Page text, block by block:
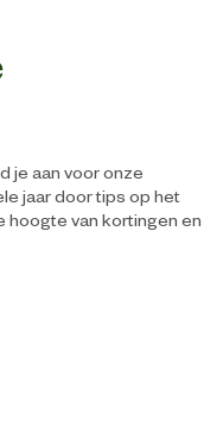
je aan voor onze
jaar door tips op het
hoogte van kortingen en